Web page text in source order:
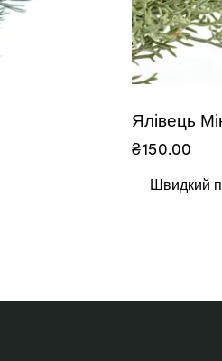
Ялівець
₴150.00
Швидкий